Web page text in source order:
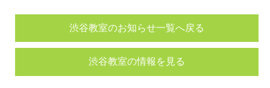
渋谷教室のお知らせ一覧へ戻る
渋谷教室の情報を見る